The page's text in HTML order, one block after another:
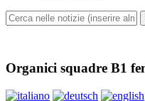
Organici squadre B1